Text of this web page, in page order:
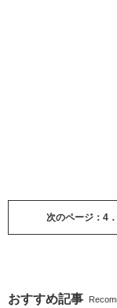
次のページ：4
おすすめ記事